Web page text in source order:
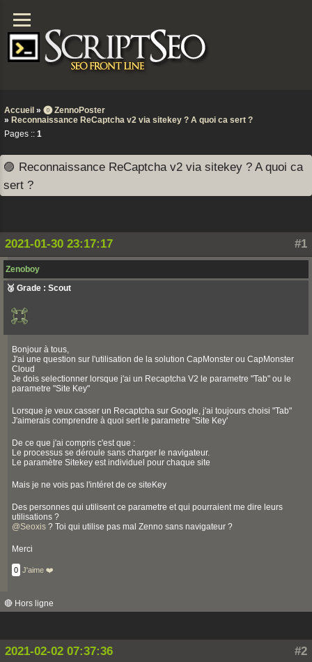
Accueil » ⓿ ZennoPoster
» Reconnaissance ReCaptcha v2 via sitekey ? A quoi ca sert ?
Pages :: 1
🟣 Reconnaissance ReCaptcha v2 via sitekey ? A quoi ca
sert ?
#1
2021-01-30 23:17:17
Zenoboy
🥉 Grade : Scout
Bonjour à tous,
J'ai une question sur l'utilisation de la solution CapMonster ou CapMonster
Cloud
Je dois selectionner lorsque j'ai un Recaptcha V2 le parametre "Tab" ou le
parametre "Site Key"
Lorsque je veux casser un Recaptcha sur Google, j'ai toujours choisi "Tab"
J'aimerais comprendre à quoi sert le parametre "Site Key'
De ce que j'ai compris c'est que :
Le processus se déroule sans charger le navigateur.
Le paramètre Sitekey est individuel pour chaque site
Mais je ne vois pas l'intéret de ce siteKey
Des personnes qui utilisent ce parametre et qui pourraient me dire leurs
utilisations ?
@Seoxis ? Toi qui utilise pas mal Zenno sans navigateur ?
Merci
0 J'aime ❤️
🔴 Hors ligne
#2
2021-02-02 07:37:36